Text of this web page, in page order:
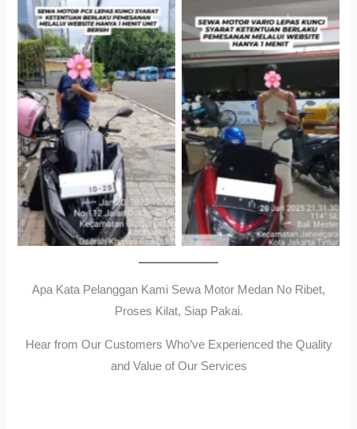
Antar Jemput Kendaraan
Cityplaza Jatinegara
Gedung Parkir P6ASewa
Motor Medan Sunggal No
Ribet, Proses Kilat, Siap
Pakai.
Apa Kata Pelanggan Kami Sewa Motor Medan No Ribet,
Proses Kilat, Siap Pakai.
Hear from Our Customers Who’ve Experienced the Quality
and Value of Our Services